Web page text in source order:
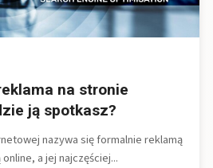
na stronie
ją spotkasz?
nazywa się formalnie reklamą
a jej najczęściej...